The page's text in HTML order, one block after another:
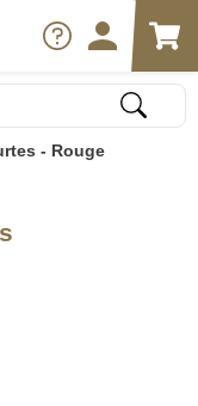
- Rouge